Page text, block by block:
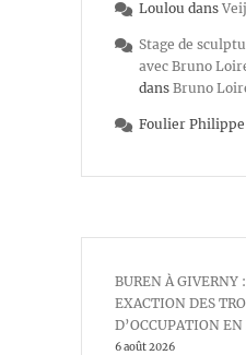
Loulou dans
Stage de
avec Bruno
dans Bruno
Foulier Philippe
BUREN À GIVERNY
EXACTION DES
D’OCCUPATION EN
6 août 2026